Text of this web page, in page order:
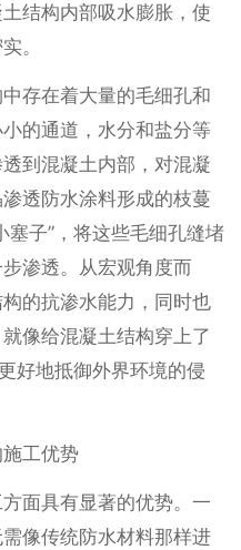
结构内部吸水膨胀，使
。
存在着大量的毛细孔和
的通道，水分和盐分等
到混凝土内部，对混凝
透防水涂料形成的枝蔓
塞子”，将这些毛细孔缝堵
渗透。从宏观角度而
的抗渗水能力，同时也
像给混凝土结构穿上了
好地抵御外界环境的侵
工优势
面具有显著的优势。一
像传统防水材料那样进